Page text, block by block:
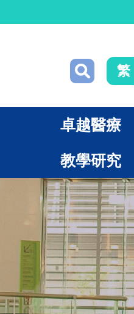
繁
卓越醫療
教學研究